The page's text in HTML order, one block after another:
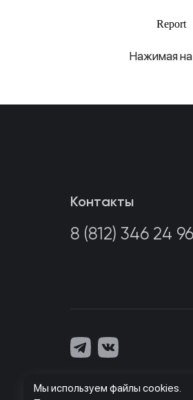
Нажимая на
Контакты
8 (812) 346 24 96
Мы используем файлы cookies.